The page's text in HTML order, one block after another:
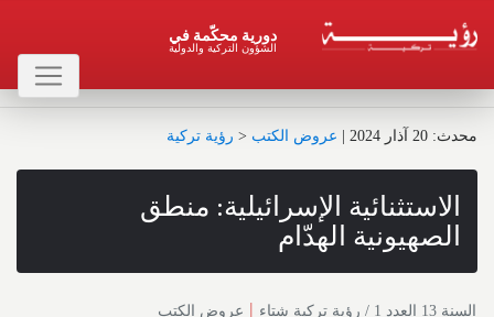
دورية محكّمة في
الشؤون التركية والدولية
محدث : 20 آذار 2024 عروض الكتب < رؤية تركية
الاستثنائية الإسرائيلية: منطق
الصهيونية الهدّام
السنة 13 العدد 1 / رؤية تركية شتاء | عروض الكتب